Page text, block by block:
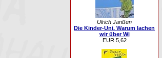
Ulrich Janßen
Die Kinder-Uni. Warum lachen
wir über Wi
EUR 5,62